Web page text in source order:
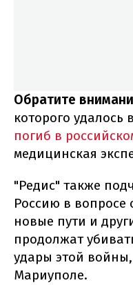
Обратите
которого удалось
погиб в
медицинская
"Редис" также
Россию в вопросе
новые пути и
продолжат
удары этой
Мариуполе.